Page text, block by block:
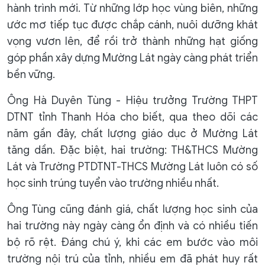
hành trình mới. Từ những lớp học vùng biên, những
ước mơ tiếp tục được chắp cánh, nuôi dưỡng khát
vọng vươn lên, để rồi trở thành những hạt giống
góp phần xây dựng Mường Lát ngày càng phát triển
bền vững.
Ông Hà Duyên Tùng - Hiệu trưởng Trường THPT
DTNT tỉnh Thanh Hóa cho biết, qua theo dõi các
năm gần đây, chất lượng giáo dục ở Mường Lát
tăng dần. Đặc biệt, hai trường: TH&THCS Mường
Lát và Trường PTDTNT-THCS Mường Lát luôn có số
học sinh trúng tuyển vào trường nhiều nhất.
Ông Tùng cũng đánh giá, chất lượng học sinh của
hai trường này ngày càng ổn định và có nhiều tiến
bộ rõ rệt. Đáng chú ý, khi các em bước vào môi
trường nội trú của tỉnh, nhiều em đã phát huy rất